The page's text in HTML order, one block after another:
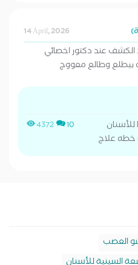
14 April, 2026
عند دكتور اخصائي
بيطلع وطالع معووج
4372 10
خطه علاج
العصب